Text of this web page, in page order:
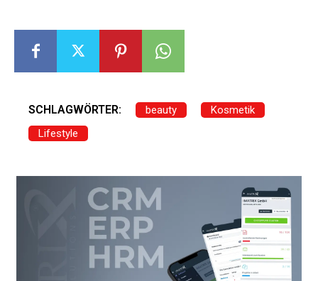
SCHLAGWÖRTER: beauty
Kosmetik
Lifestyle